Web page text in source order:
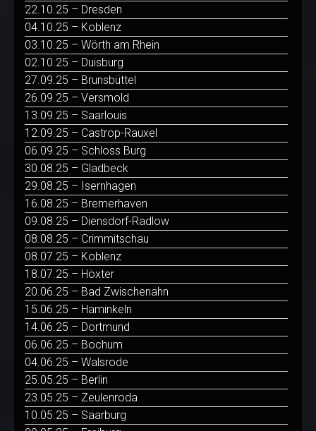
22.10.25 – Dresden
04.10.25 – Koblenz
03.10.25 – Wörth am Rhein
02.10.25 – Duisburg
27.09.25 – Brunsbüttel
26.09.25 – Versmold
13.09.25 – Saarlouis
12.09.25 – Castrop-Rauxel
06.09.25 – Schloss Burg
30.08.25 – Gladbeck
29.08.25 – Isernhagen
16.08.25 – Bremerhaven
09.08.25 – Diensdorf-Radlow
08.08.25 – Crimmitschau
08.07.25 – Koblenz
18.07.25 – Höxter
20.06.25 – Bad Zwischenahn
15.06.25 – Haminkeln
14.06.25 – Dortmund
06.06.25 – Bochum
04.06.25 – Walsrode
25.05.25 – Berlin
23.05.25 – Zeulenroda
10.05.25 – Saarburg